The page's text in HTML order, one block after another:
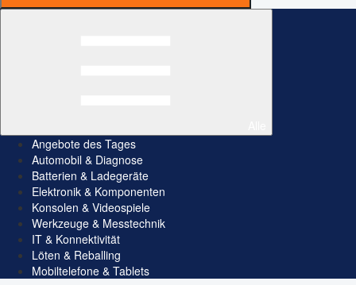
Angebote des Tages
Automobil & Diagnose
Batterien & Ladegeräte
Elektronik & Komponenten
Konsolen & Videospiele
Werkzeuge & Messtechnik
IT & Konnektivität
Löten & Reballing
Mobiltelefone & Tablets